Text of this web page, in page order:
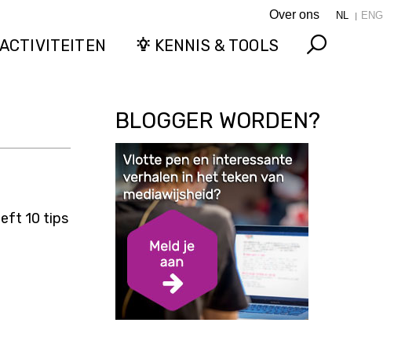
Over ons NL ENG
ACTIVITEITEN KENNIS & TOOLS
10 tips
BLOGGER WORDEN?